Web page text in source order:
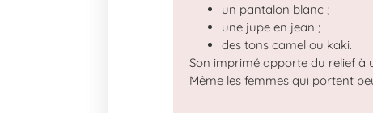
un pantalon blanc ;
une jupe en jean ;
des tons camel ou kaki.
Son imprimé apporte du relief à
Même les femmes qui portent